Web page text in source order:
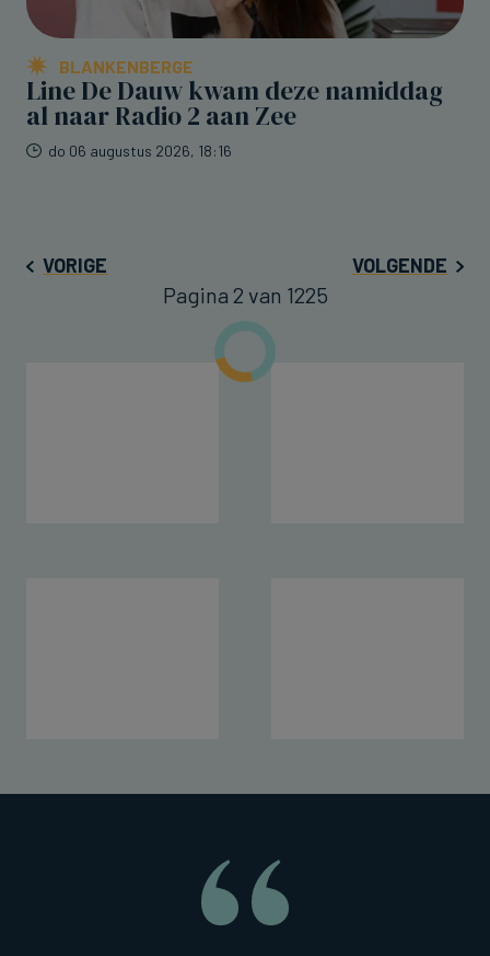
BLANKENBERGE
Line De Dauw kwam deze namiddag
al naar Radio 2 aan Zee
do 06 augustus 2026, 18:16
VORIGE VOLGENDE
Pagina 2 van 1225